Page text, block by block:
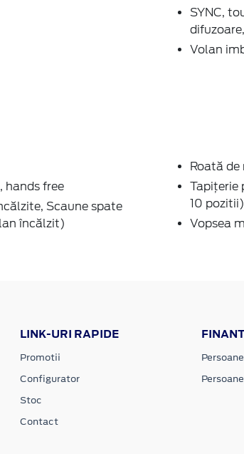
SYNC,
Volan
hands free
Scaune spate
încălzit)
Roată
Tapiţerie
10 pozitii)
Vopsea
LINK-URI RAPIDE
Promotii
Configurator
Stoc
Contact